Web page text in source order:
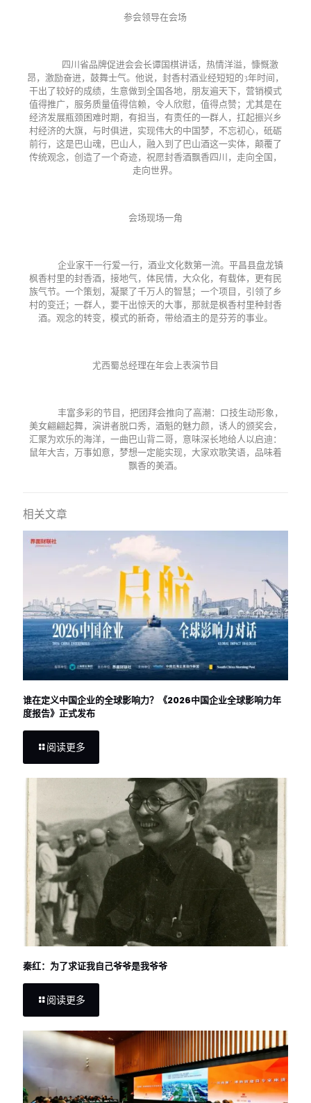
参会领导在会场
四川省品牌促进会会长谭国棋讲话，热情洋溢，慷慨激
昂，激励奋进，鼓舞士气。他说，封香村酒业经短短的3年时间，
干出了较好的成绩，生意做到全国各地，朋友遍天下，营销模式
值得推广，服务质量值得信赖，令人欣慰，值得点赞；尤其是在
经济发展瓶颈困难时期，有担当，有责任的一群人，扛起振兴乡
村经济的大旗，与时俱进，实现伟大的中国梦，不忘初心，砥砺
前行，这是巴山魂，巴山人，融入到了巴山酒这一实体，颠覆了
传统观念，创造了一个奇迹，祝愿封香酒飘香四川，走向全国，
走向世界。
会场现场一角
企业家干一行爱一行，酒业文化数第一流。平昌县盘龙镇
枫香村里的封香酒，接地气，体民情，大众化，有载体，更有民
族气节。一个策划，凝聚了千万人的智慧；一个项目，引领了乡
村的变迁；一群人，要干出惊天的大事，那就是枫香村里种封香
酒。观念的转变，模式的新奇，带给酒主的是芬芳的事业。
尤西蜀总经理在年会上表演节目
丰富多彩的节目，把团拜会推向了高潮：口技生动形象，
美女翩翩起舞，演讲者脱口秀，酒魁的魅力颜，诱人的颁奖会，
汇聚为欢乐的海洋，一曲巴山背二哥，意味深长地给人以启迪：
鼠年大吉，万事如意，梦想一定能实现，大家欢歌笑语，品味着
飘香的美酒。
相关文章
谁在定义中国企业的全球影响力？《2026中国企业全球影响力年
度报告》正式发布
阅读更多
秦红：为了求证我自己爷爷是我爷爷
阅读更多